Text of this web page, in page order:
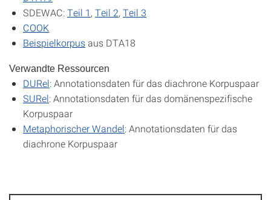
SDEWAC:Teil 1, Teil 2, Teil 3
COOK
Beispielkorpusaus DTA18
Verwandte Ressourcen
DURel: Annotationsdaten für das diachrone Korpuspaar
SURel: Annotationsdaten für das domänenspezifische
Korpuspaar
Metaphorischer Wandel: Annotationsdaten für das
diachrone Korpuspaar